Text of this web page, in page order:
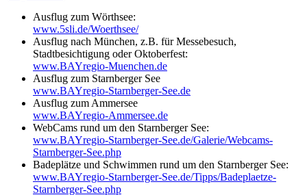
Ausflug zum Wörthsee:
www.5sli.de/Woerthsee/
Ausflug nach München, z.B. für Messebesuch,
Stadtbesichtigung oder Oktoberfest:
www.BAYregio-Muenchen.de
Ausflug zum Starnberger See
www.BAYregio-Starnberger-See.de
Ausflug zum Ammersee
www.BAYregio-Ammersee.de
WebCams rund um den Starnberger See:
www.BAYregio-Starnberger-See.de/Galerie/Webcams-
Starnberger-See.php
Badeplätze und Schwimmen rund um den Starnberger See:
www.BAYregio-Starnberger-See.de/Tipps/Badeplaetze-
Starnberger-See.php